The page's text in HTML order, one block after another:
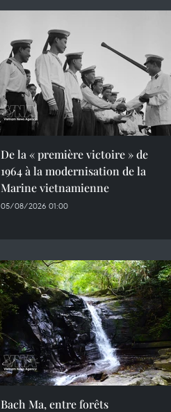
De la « première victoire » de
1964 à la modernisation de la
Marine vietnamienne
05/08/2026 01:00
Bach Ma, entre forêts